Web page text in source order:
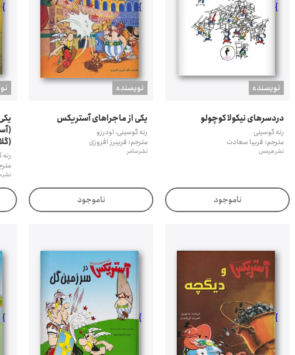
نويسنده
}
دردسرهای نیکولا کوچولو
رنه گوسینی
مترجم: فریبا سعادت
نشر هرمس
ناموجود
نويسنده
}
یکی از ماجراهای آستریکس
رنه گوسینی، اودرزو
مترجم: فریبرز افروزی
نشر سامر
ناموجود
}
نشر
}
}
}